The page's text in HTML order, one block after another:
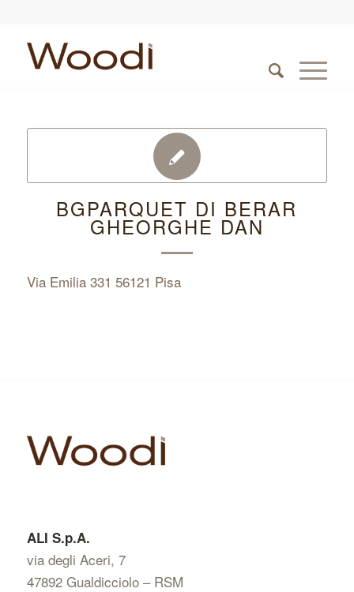
BGPARQUET DI BERAR
GHEORGHE DAN
Via Emilia 331 56121 Pisa
ALI S.p.A.
via degli Aceri, 7
47892 Gualdicciolo – RSM